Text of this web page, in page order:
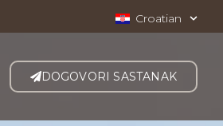
Croatian
DOGOVORI SASTANAK